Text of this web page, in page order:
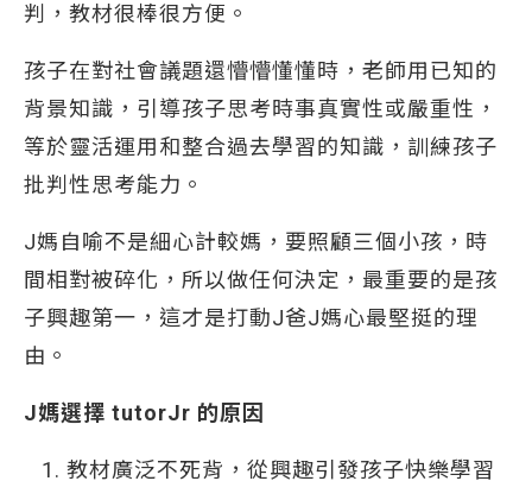
判，教材很棒很方便。
孩子在對社會議題還懵懵懂懂時，老師用已知的
背景知識，引導孩子思考時事真實性或嚴重性，
等於靈活運用和整合過去學習的知識，訓練孩子
批判性思考能力。
J媽自喻不是細心計較媽，要照顧三個小孩，時
間相對被碎化，所以做任何決定，最重要的是孩
子興趣第一，這才是打動J爸J媽心最堅挺的理
由。
J媽選擇 tutorJr 的原因
教材廣泛不死背，從興趣引發孩子快樂學習